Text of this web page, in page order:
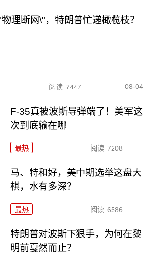
理断网\"，特朗普忙递橄榄枝？
阅读 7447 08-04
F-35真被波斯导弹端了！美军这
次到底输在哪
最热 阅读 7208
马、特和好，美中期选举这盘大
棋，水有多深？
最热 阅读 6586
特朗普对波斯下狠手，为何在黎
明前戛然而止？